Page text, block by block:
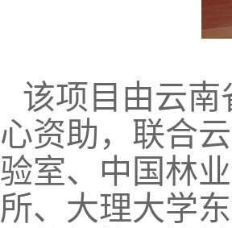
该项目由云
心资助，联合
验室、中国林
所、大理大学